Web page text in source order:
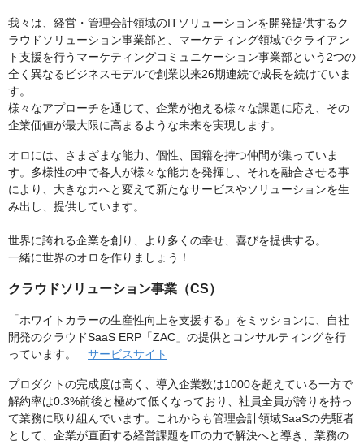
我々は、経営・管理会計領域のITソリューションを開発提供するク
ラウドソリューション事業部と、マーケティング領域でクライアン
ト支援を行うマーケティングコミュニケーション事業部という2つの
全く異なるビジネスモデルで創業以来26期連続で成長を続けていま
す。
様々なアプローチを通じて、企業が抱える様々な課題に応え、その
企業価値が最大限に高まるような未来を実現します。
オロには、さまざまな能力、個性、国籍を持つ仲間が集っていま
す。多様性の中で各人が様々な能力を発揮し、それを融合させる事
により、大きな力へと変えて新たなサービスやソリューションを生
み出し、提供しています。
世界に誇れる企業を創り、より多くの幸せ、喜びを提供する。
一緒に世界のオロを作りましょう！
クラウドソリューション事業（CS）
「ホワイトカラーの生産性向上を支援する」をミッションに、自社
開発のクラウドSaaS ERP「ZAC」の提供とコンサルティングを行
っています。 サービスサイト
プロダクトの完成度は高く、導入企業数は1000を超えている一方で
解約率は0.3%前後と極めて低くなっており、社員全員が誇りを持っ
て業務に取り組んでいます。これからも管理会計領域SaaSの先駆者
として、企業が直面する経営課題をITの力で解決へと導き、業務の